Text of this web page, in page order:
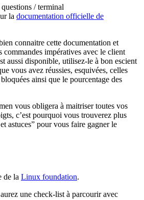
/ terminal
la documentation officielle de
connaitre cette documentation et
commandes impératives avec le client
aussi disponible, utilisez-le à bon escient
vous avez réussies, esquivées, celles
ainsi que le pourcentage des
vous obligera à maitriser toutes vos
c’est pourquoi vous trouverez plus
astuces” pour vous faire gagner le
de la Linux foundation.
une check-list à parcourir avec